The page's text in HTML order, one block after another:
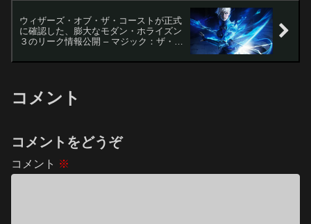
ウィザーズ・オブ・ザ・コーストが正式
に確認した、膨大なモダン・ホライズン
３のリーク情報公開 – マジック：ザ・ギ
コメント
コメントをどうぞ
コメント ※